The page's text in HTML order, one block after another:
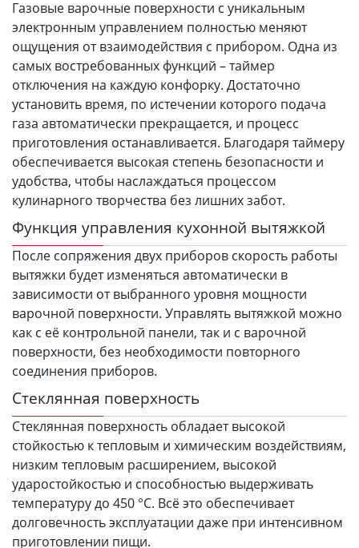
Газовые варочные поверхности с уникальным
электронным управлением полностью меняют
ощущения от взаимодействия с прибором. Одна из
самых востребованных функций – таймер
отключения на каждую конфорку. Достаточно
установить время, по истечении которого подача
газа автоматически прекращается, и процесс
приготовления останавливается. Благодаря таймеру
обеспечивается высокая степень безопасности и
удобства, чтобы наслаждаться процессом
кулинарного творчества без лишних забот.
Функция управления кухонной вытяжкой
После сопряжения двух приборов скорость работы
вытяжки будет изменяться автоматически в
зависимости от выбранного уровня мощности
варочной поверхности. Управлять вытяжкой можно
как с её контрольной панели, так и с варочной
поверхности, без необходимости повторного
соединения приборов.
Стеклянная поверхность
Стеклянная поверхность обладает высокой
стойкостью к тепловым и химическим воздействиям,
низким тепловым расширением, высокой
ударостойкостью и способностью выдерживать
температуру до 450 °C. Всё это обеспечивает
долговечность эксплуатации даже при интенсивном
приготовлении пищи.